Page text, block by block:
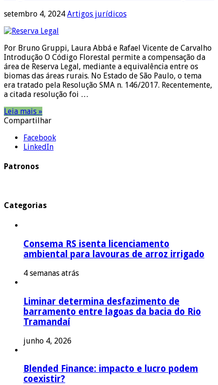
setembro 4, 2024 Artigos jurídicos
Por Bruno Gruppi, Laura Abbá e Rafael Vicente de Carvalho
Introdução O Código Florestal permite a compensação da
área de Reserva Legal, mediante a equivalência entre os
biomas das áreas rurais. No Estado de São Paulo, o tema
era tratado pela Resolução SMA n. 146/2017. Recentemente,
a citada resolução foi …
Leia mais »
Compartilhar
Facebook
LinkedIn
Patronos
Categorias
Consema RS isenta licenciamento
ambiental para lavouras de arroz irrigado
4 semanas atrás
Liminar determina desfazimento de
barramento entre lagoas da bacia do Rio
Tramandaí
junho 4, 2026
Blended Finance: impacto e lucro podem
coexistir?